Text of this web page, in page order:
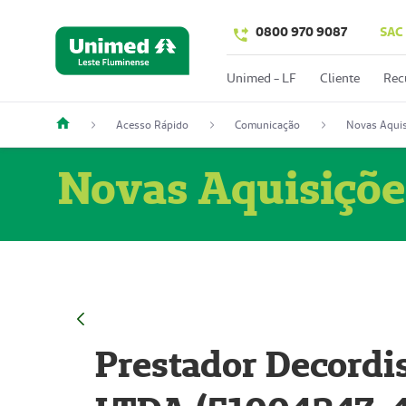
0800 970 9087 SAC
Unimed - LF Cliente
Acesso Rápido Comunicação Novas
Novas
Prestador